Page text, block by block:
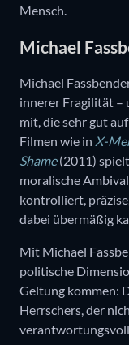
Mensch.
Michael
Michael
innerer Fragilität –
mit, die sehr gut
Filmen wie in X-
Shame(2011)
moralische
kontrolliert,
dabei übermäßig
Mit Michael
politische
Geltung kommen:
Herrschers, der
verantwortungsvoll